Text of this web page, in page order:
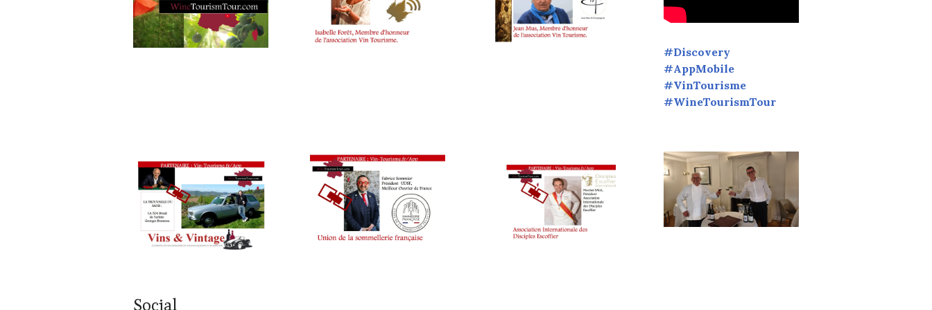
TOUR
MOVIE,
WINETASTINGVOUCHER.COM
WINE
TOURISM
FAME,
WINE
#Discovery
#AppMobile
#VinTourisme
#WineTourismTour
Social